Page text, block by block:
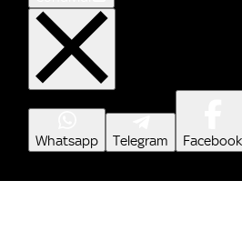
Whatsapp Telegram Facebook